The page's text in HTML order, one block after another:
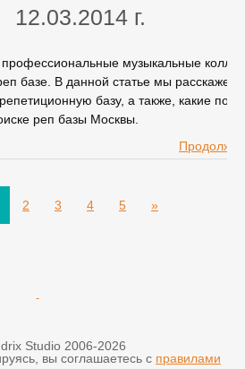
12.03.2014 г.
музыкальные
базе. В данной статье мы расскажем
базу, а также, какие
реп базы Москвы.
2 3 4 5 »
Studio 2006-2026
вы соглашаетесь с правилами